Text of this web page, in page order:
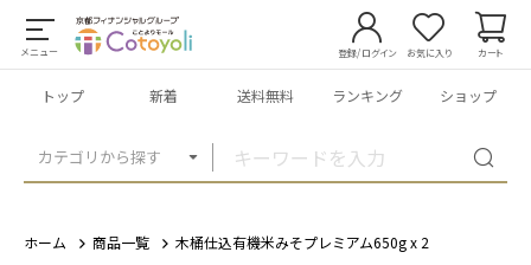
メニュー
カテゴリから探す
登録/ログイン お気に入り カート
トップ 新着 送料無料 ランキング ショップ
ホーム 商品一覧 木桶仕込有機米みそプレミアム650g x 2